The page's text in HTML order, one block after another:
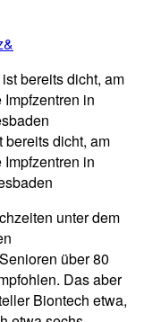
bereits dicht, am
in
unter dem
über 80
Das aber
Biontech etwa,